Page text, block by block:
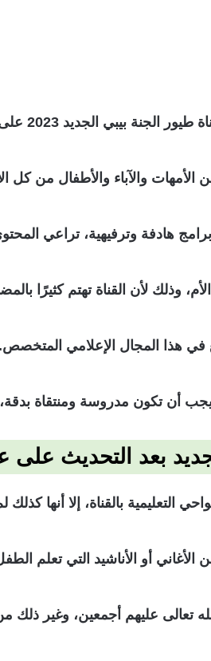
الجديد 2023 على العرب سات.
والآباء والأطفال من كل
هادفة وترفيهية، تراعي
وذلك لأن القناة تهتم كثيرًا
في هذا المجال الإعلامي المتخصص.
أن تكون مدروسة ومنتقاة
بعد التحديث على
التعليمية بالقناة، إلا أنها
الأغاني أو الأناشيد التي تعلم
تعالى عليهم أجمعين، وغير